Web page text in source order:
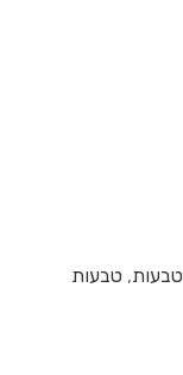
טבעות, טבעות